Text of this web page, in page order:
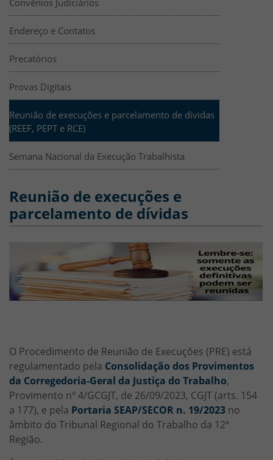
Convênios Judiciários
Endereço e Contatos
Precatórios
Provas Digitais
Reunião de execuções e parcelamento de dívidas
(REEF, PEPT e RCE)
Semana Nacional da Execução Trabalhista
Reunião de execuções e
parcelamento de dívidas
EXECUÇÕES REUNIDAS
O Procedimento de Reunião de Execuções (PRE) está
regulamentado pela Consolidação dos Provimentos
da Corregedoria-Geral da Justiça do Trabalho,
Provimento nº 4/GCGJT, de 26/09/2023, CGJT (arts. 154
a 177), e pela Portaria SEAP/SECOR n. 19/2023 no
âmbito do Tribunal Regional do Trabalho da 12ª
Região.